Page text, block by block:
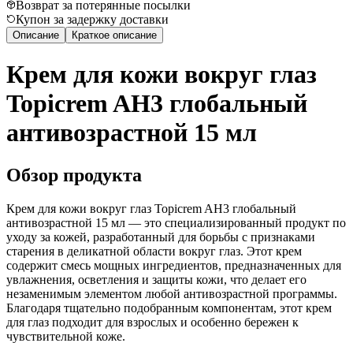
Возврат за потерянные посылки
Купон за задержку доставки
Описание Краткое описание
Крем для кожи вокруг глаз
Topicrem AH3 глобальный
антивозрастной 15 мл
Обзор продукта
Крем для кожи вокруг глаз Topicrem AH3 глобальный
антивозрастной 15 мл — это специализированный продукт по
уходу за кожей, разработанный для борьбы с признаками
старения в деликатной области вокруг глаз. Этот крем
содержит смесь мощных ингредиентов, предназначенных для
увлажнения, осветления и защиты кожи, что делает его
незаменимым элементом любой антивозрастной программы.
Благодаря тщательно подобранным компонентам, этот крем
для глаз подходит для взрослых и особенно бережен к
чувствительной коже.